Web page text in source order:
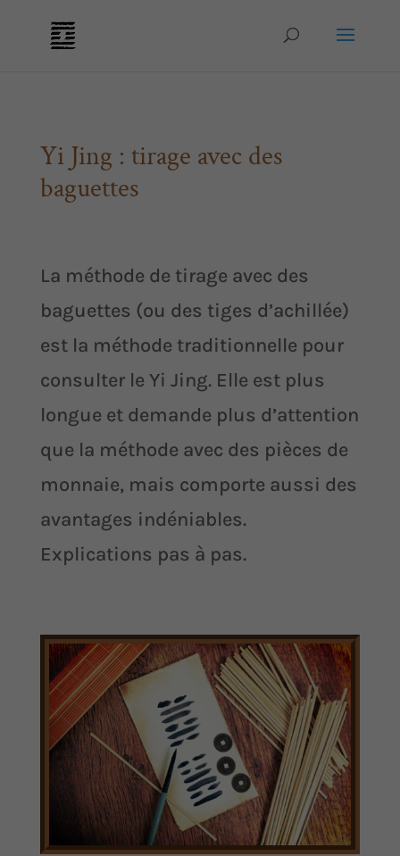
Yi Jing : tirage avec des
baguettes
La méthode de tirage avec des
baguettes (ou des tiges d’achillée)
est la méthode traditionnelle pour
consulter le Yi Jing. Elle est plus
longue et demande plus d’attention
que la méthode avec des pièces de
monnaie, mais comporte aussi des
avantages indéniables.
Explications pas à pas.